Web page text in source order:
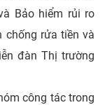
Bảo hiểm rủi ro
chống rửa tiền và
đàn Thị trường
công tác trong